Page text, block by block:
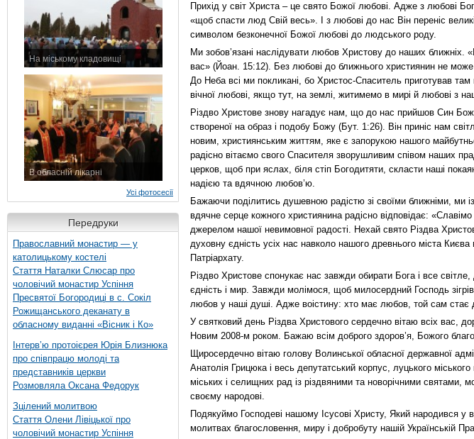
На міському кладовищі
В обласній лікарні
Усі фотосесії
Передруки
Православний монастир — у
католицькому костелі
Стаття Наталки Слюсар про
чоловічий монастир Успіння
Пресвятої Богородиці в с. Сокіл
Рожищанського деканату в
обласному виданні «Вісник і Ко»
Інтерв’ю протоієрея Юрія Близнюка
про співпрацю молоді та
представників церкви
Розмовляла Оксана Федорук
Зцілений молитвою
Стаття Олени Лівіцької про
чоловічий монастир Успіння
Прихід у світ Христа – це свято Божої любові. Адже з любові
«щоб спасти люд Свій весь». І з любові до нас Він переніс
символом безконечної Божої любові до людського роду.
Ми зобов’язані наслідувати любов Христову до наших
вас» (Йоан. 15:12). Без любові до ближнього християнин не
До Неба всі ми покликані, бо Христос-Спаситель приготував
вічної любові, якщо тут, на землі, житимемо в мирі й любові з
Різдво Христове знову нагадує нам, що до нас прийшов Син
створеної на образ і подобу Божу (Бут. 1:26). Він приніс нам
новим, християнським життям, яке є запорукою нашого
радісно вітаємо свого Спасителя зворушливим співом наших
церков, щоб при яслах, біля стіп Богодитяти, скласти наші
надією та вдячною любов’ю.
Бажаючи поділитись душевною радістю зі своїми ближніми, ми
вдячне серце кожного християнина радісно відповідає:
джерелом нашої невимовної радості. Нехай свято Різдва
духовну єдність усіх нас навколо нашого древнього міста Києва
Патріархату.
Різдво Христове спонукає нас завжди обирати Бога і все
єдність і мир. Завжди молімося, щоб милосердний Господь
любов у наші душі. Адже воістину: хто має любов, той сам стає
У святковий день Різдва Христового сердечно вітаю всіх вас,
Новим 2008-м роком. Бажаю всім доброго здоров’я, Божого
Щиросердечно вітаю голову Волинської обласної державної
Анатолія Грицюка і весь депутатський корпус, луцького
міських і селищних рад із різдвяними та новорічними святами,
своєму народові.
Подякуймо Господеві нашому Ісусові Христу, Який народився у
молитвах благословення, миру і добробуту нашій Українській